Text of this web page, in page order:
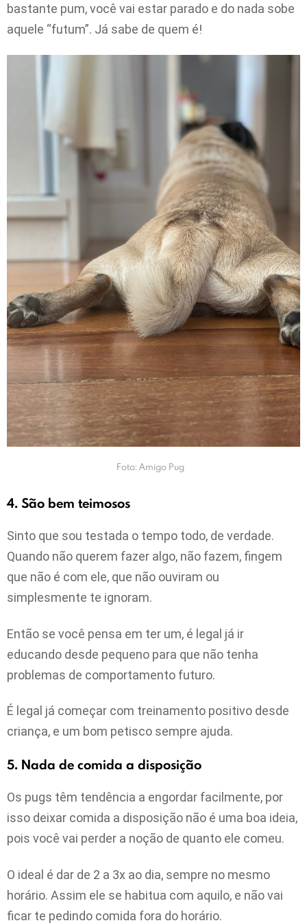
bastante pum, você vai estar parado e do nada sobe
aquele “futum”. Já sabe de quem é!
Foto: Amigo Pug
4. São bem teimosos
Sinto que sou testada o tempo todo, de verdade.
Quando não querem fazer algo, não fazem, fingem
que não é com ele, que não ouviram ou
simplesmente te ignoram.
Então se você pensa em ter um, é legal já ir
educando desde pequeno para que não tenha
problemas de comportamento futuro.
É legal já começar com treinamento positivo desde
criança, e um bom petisco sempre ajuda.
5. Nada de comida a disposição
Os pugs têm tendência a engordar facilmente, por
isso deixar comida a disposição não é uma boa ideia,
pois você vai perder a noção de quanto ele comeu.
O ideal é dar de 2 a 3x ao dia, sempre no mesmo
horário. Assim ele se habitua com aquilo, e não vai
ficar te pedindo comida fora do horário.